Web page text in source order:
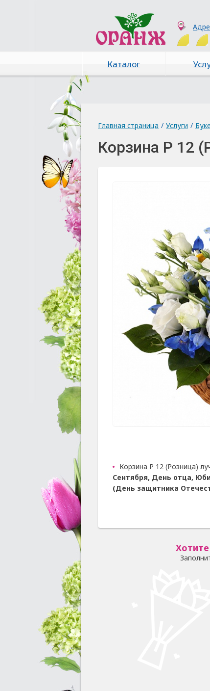
Каталог
Главная страница / Услуги /
Корзина Р 12
Корзина Р 12 (Розница)
Сентября, День отца,
(День защитника